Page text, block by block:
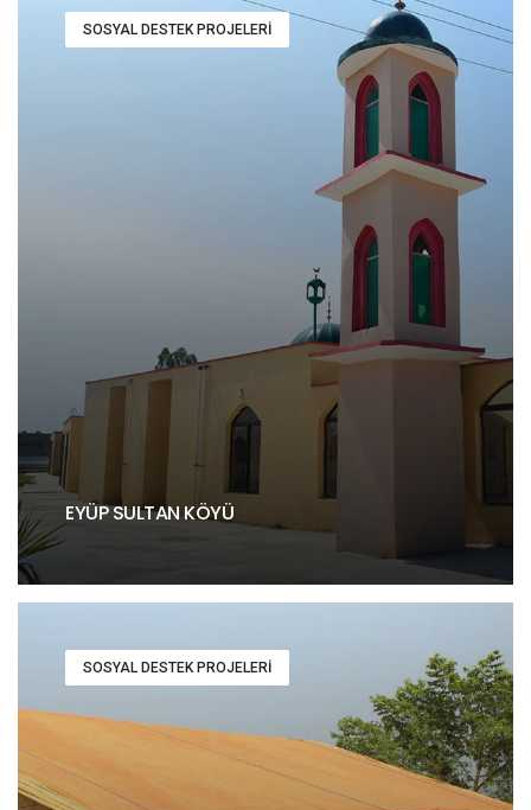
SOSYAL DESTEK PROJELERI
EYÜP SULTAN KÖYÜ
SOSYAL DESTEK PROJELERI